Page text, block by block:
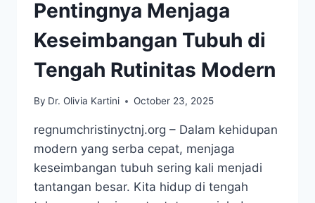
Pentingnya Menjaga
Keseimbangan Tubuh di
Tengah Rutinitas Modern
By Dr. Olivia Kartini October 23, 2025
regnumchristinyctnj.org – Dalam kehidupan
modern yang serba cepat, menjaga
keseimbangan tubuh sering kali menjadi
tantangan besar. Kita hidup di tengah